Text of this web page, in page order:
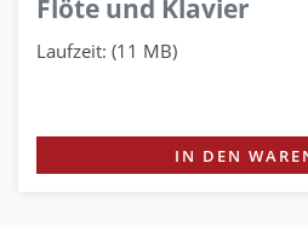
Flöte und Klavier
Laufzeit: (11 MB)
IN DEN